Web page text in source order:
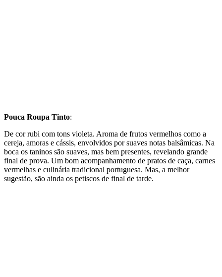
Pouca Roupa Tinto:
De cor rubi com tons violeta. Aroma de frutos vermelhos como a
cereja, amoras e cássis, envolvidos por suaves notas balsâmicas. Na
boca os taninos são suaves, mas bem presentes, revelando grande
final de prova. Um bom acompanhamento de pratos de caça, carnes
vermelhas e culinária tradicional portuguesa. Mas, a melhor
sugestão, são ainda os petiscos de final de tarde.